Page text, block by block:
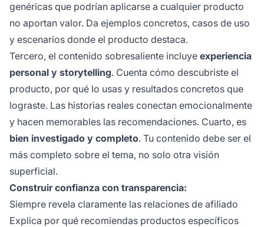
genéricas que podrían aplicarse a cualquier producto
no aportan valor. Da ejemplos concretos, casos de uso
y escenarios donde el producto destaca.
Tercero, el contenido sobresaliente incluye experiencia
personal y storytelling. Cuenta cómo descubriste el
producto, por qué lo usas y resultados concretos que
lograste. Las historias reales conectan emocionalmente
y hacen memorables las recomendaciones. Cuarto, es
bien investigado y completo. Tu contenido debe ser el
más completo sobre el tema, no solo otra visión
superficial.
Construir confianza con transparencia:
Siempre revela claramente las relaciones de afiliado
Explica por qué recomiendas productos específicos